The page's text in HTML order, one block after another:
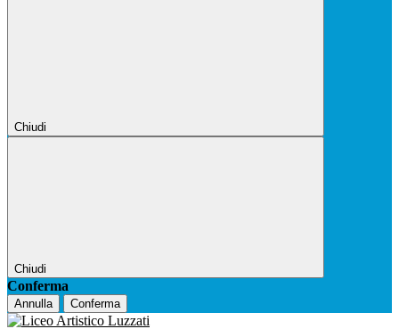
Chiudi
Chiudi
Conferma
Annulla Conferma